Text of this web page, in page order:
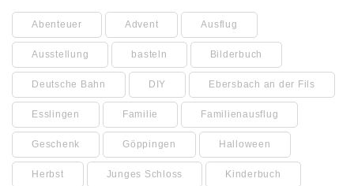
Abenteuer Advent Ausflug
Ausstellung basteln Bilderbuch
Deutsche Bahn DIY Ebersbach an der Fils
Esslingen Familie Familienausflug
Geschenk Göppingen Halloween
Herbst Junges Schloss Kinderbuch